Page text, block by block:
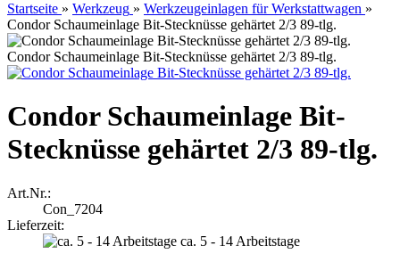
Startseite » Werkzeug » Werkzeugeinlagen für Werkstattwagen »
Condor Schaumeinlage Bit-Stecknüsse gehärtet 2/3 89-tlg.
Condor Schaumeinlage Bit-Stecknüsse gehärtet 2/3 89-tlg.
Condor Schaumeinlage Bit-
Stecknüsse gehärtet 2/3 89-tlg.
Art.Nr.:
Con_7204
Lieferzeit:
ca. 5 - 14 Arbeitstage